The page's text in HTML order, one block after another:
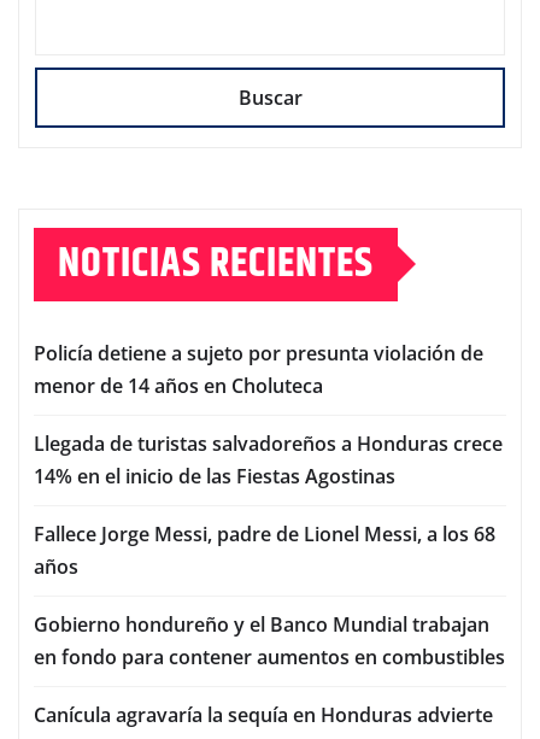
Buscar
NOTICIAS RECIENTES
Policía detiene a sujeto por presunta violación de
menor de 14 años en Choluteca
Llegada de turistas salvadoreños a Honduras crece
14% en el inicio de las Fiestas Agostinas
Fallece Jorge Messi, padre de Lionel Messi, a los 68
años
Gobierno hondureño y el Banco Mundial trabajan
en fondo para contener aumentos en combustibles
Canícula agravaría la sequía en Honduras advierte